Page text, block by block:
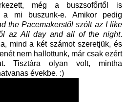
még a buszsofőrtől is
a mi buszunk-e. Amikor pedig
the Pacemakerstől szólt az I like
az All day and all of the night.
mind a két számot szeretjük, és
nem hallottunk, már csak ezért
Tisztára olyan volt, mintha
évekbe. :)